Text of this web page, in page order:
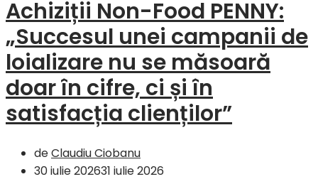
Achiziții Non-Food PENNY:
„Succesul unei campanii de
loializare nu se măsoară
doar în cifre, ci și în
satisfacția clienților”
deClaudiu Ciobanu
30 iulie 202631 iulie 2026